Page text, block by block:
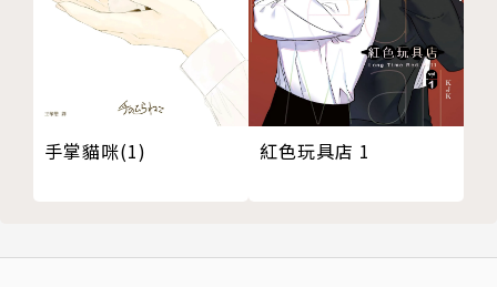
手掌貓咪(1) 紅色玩具店 1